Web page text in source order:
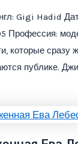
Gigi Hadid
Профессия:
которые сразу
публике.